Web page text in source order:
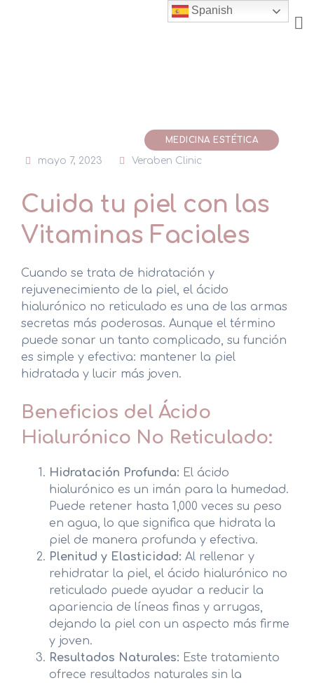
MEDICINA ESTÉTICA
mayo 7, 2023 Veraben Clinic
Cuida tu piel con las
Vitaminas Faciales
Cuando se trata de hidratación y
rejuvenecimiento de la piel, el ácido
hialurónico no reticulado es una de las armas
secretas más poderosas. Aunque el término
puede sonar un tanto complicado, su función
es simple y efectiva: mantener la piel
hidratada y lucir más joven.
Beneficios del Ácido
Hialurónico No Reticulado:
Hidratación Profunda: El ácido
hialurónico es un imán para la humedad.
Puede retener hasta 1,000 veces su peso
en agua, lo que significa que hidrata la
piel de manera profunda y efectiva.
Plenitud y Elasticidad: Al rellenar y
rehidratar la piel, el ácido hialurónico no
reticulado puede ayudar a reducir la
apariencia de líneas finas y arrugas,
dejando la piel con un aspecto más firme
y joven.
Resultados Naturales: Este tratamiento
ofrece resultados naturales sin la
Spanish